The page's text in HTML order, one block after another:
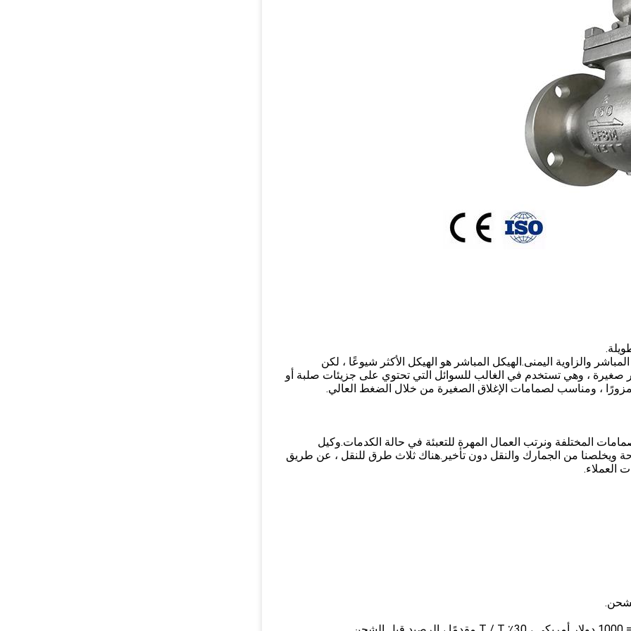
والزاوية اليمنى.الهيكل المباشر هو الهيكل الأكثر شيوعًا ، لكن
صغيرة ، وهي تستخدم في الغالب للسوائل التي تحتوي على جزيئات صلبة أو
، ومناسب لصمامات الإغلاق الصغيرة من خلال الضغط العالي.
المختلفة ونرتب العمال المهرة للتعبئة في حالة الكدمات.وكيل
ويخلصنا من الجمارك والنقل دون تأخير.هناك ثلاث طرق للنقل ، عن طريق
العملاء.